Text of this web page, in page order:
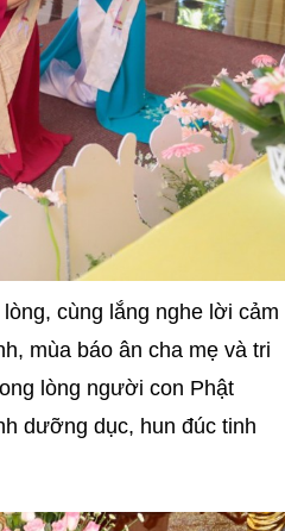
cùng lắng nghe lời cảm
mùa báo ân cha mẹ và tri
lòng người con Phật
dưỡng dục, hun đúc tinh